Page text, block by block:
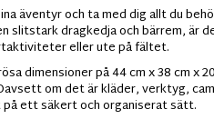
äventyr och ta med dig allt du
slitstark dragkedja och bärrem, är
eller ute på fältet.
dimensioner på 44 cm x 38 cm
om det är kläder, verktyg,
ett säkert och organiserat sätt.